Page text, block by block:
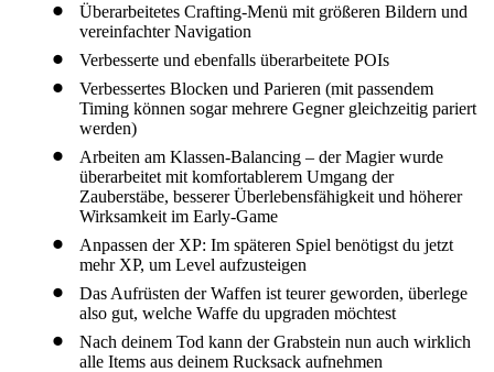
Überarbeitetes Crafting-Menü mit größeren Bildern und
vereinfachter Navigation
Verbesserte und ebenfalls überarbeitete POIs
Verbessertes Blocken und Parieren (mit passendem
Timing können sogar mehrere Gegner gleichzeitig pariert
werden)
Arbeiten am Klassen-Balancing – der Magier wurde
überarbeitet mit komfortablerem Umgang der
Zauberstäbe, besserer Überlebensfähigkeit und höherer
Wirksamkeit im Early-Game
Anpassen der XP: Im späteren Spiel benötigst du jetzt
mehr XP, um Level aufzusteigen
Das Aufrüsten der Waffen ist teurer geworden, überlege
also gut, welche Waffe du upgraden möchtest
Nach deinem Tod kann der Grabstein nun auch wirklich
alle Items aus deinem Rucksack aufnehmen